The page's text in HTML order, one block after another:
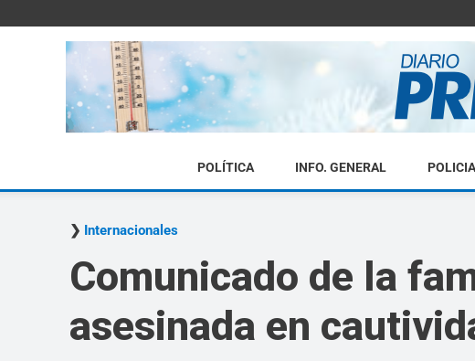
POLÍTICA INFO. GENERAL
Internacionales
Comunicado de la
asesinada en